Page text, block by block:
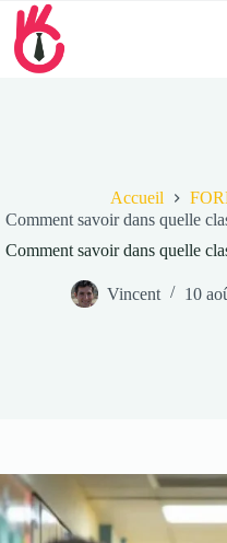
Passer
contenu
Accueil
Comment savoir dans quelle
Comment savoir dans quelle
Vincent 10